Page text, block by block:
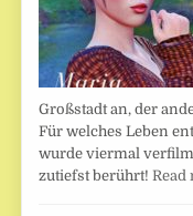
Großstadt an, der
Für welches Leben
wurde viermal
zutiefst berührt! Read